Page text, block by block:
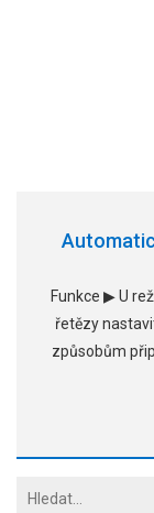
Funkce ▶ U
řetězy
způsobům